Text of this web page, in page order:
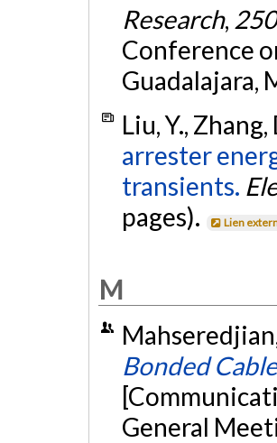
Research, 250
Conference
Guadalajara,
Liu, Y.,
arrester
transients.
pages).
Lien
M
Bonded
General